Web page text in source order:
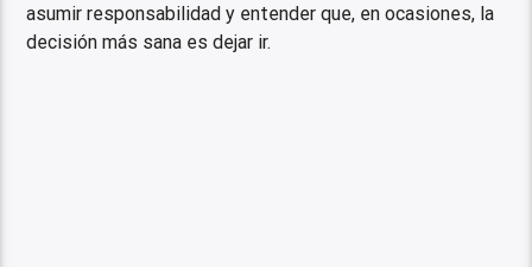
asumir responsabilidad y entender que, en ocasiones, la
decisión más sana es dejar ir.